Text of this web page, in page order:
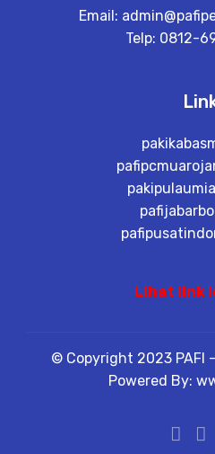
Email:
Telp: 0812-
Lihat link
© Copyright 2023 PAFI
Powered By: